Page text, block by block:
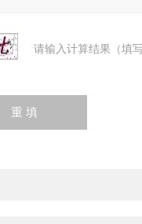
请输入计算结果（填